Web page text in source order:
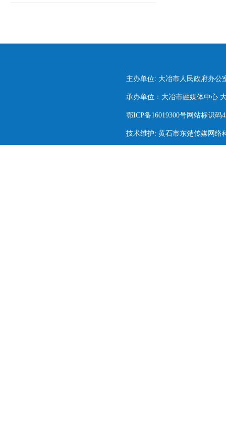
主办单位: 大冶市人民政府办公
承办单位：大冶市融媒体中心
鄂ICP备16019300号网站标识码
技术维护: 黄石市东楚传媒网络